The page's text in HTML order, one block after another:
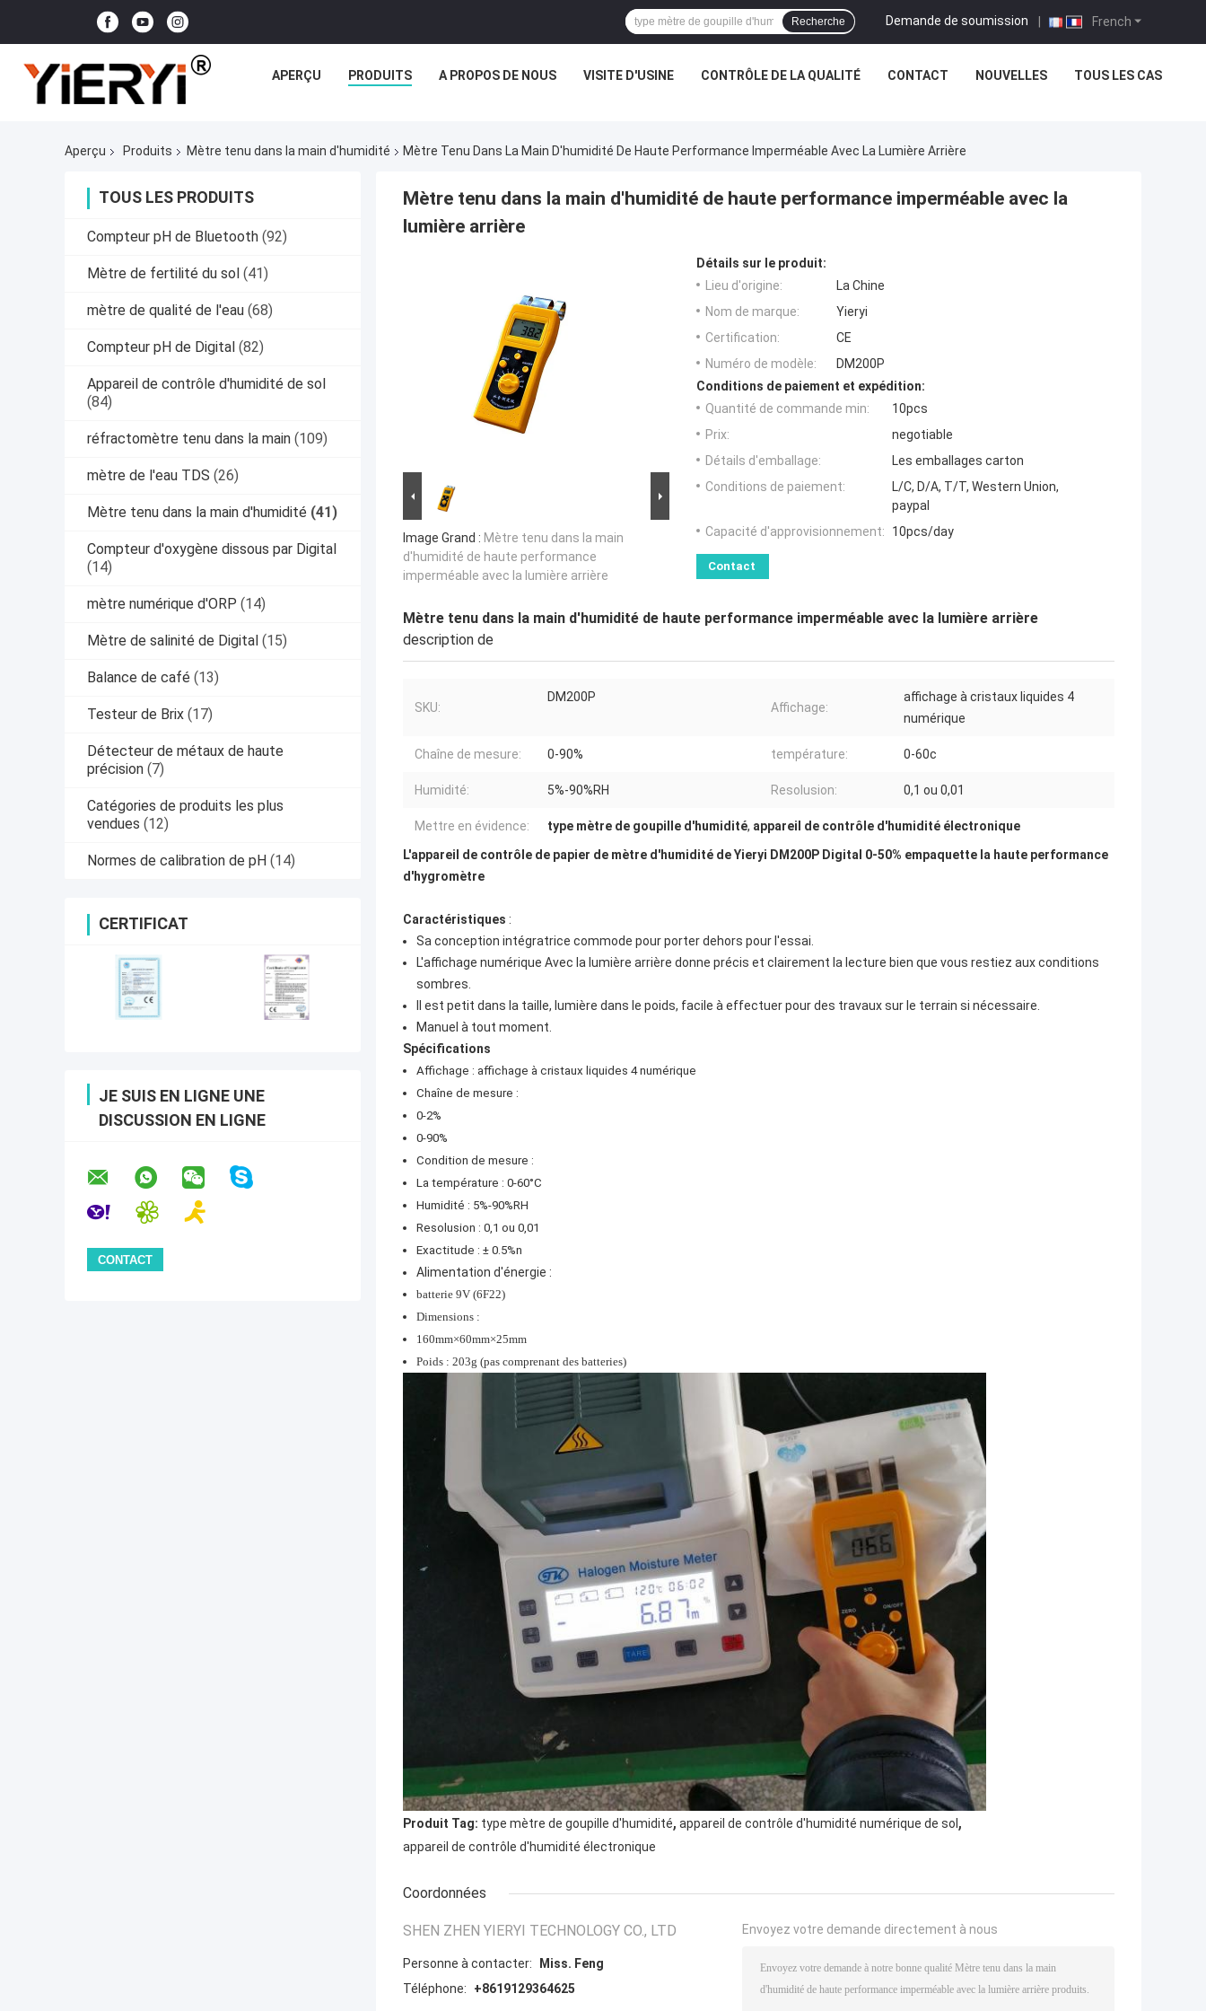
French
Demande de soumission |
Recherche
APERÇU PRODUITS A PROPOS DE NOUS VISITE D'USINE CONTRÔLE DE LA QUALITÉ CONTACT NOUVELLES TOUS LES CAS
Aperçu Produits Mètre tenu dans la main d'humidité Mètre Tenu Dans La Main D'humidité De Haute Performance Imperméable Avec La Lumière Arrière
TOUS LES PRODUITS
Compteur pH de Bluetooth (92)
Mètre de fertilité du sol (41)
mètre de qualité de l'eau (68)
Compteur pH de Digital (82)
Appareil de contrôle d'humidité de sol
(84)
réfractomètre tenu dans la main (109)
mètre de l'eau TDS (26)
Mètre tenu dans la main d'humidité (41)
Compteur d'oxygène dissous par Digital
(14)
mètre numérique d'ORP (14)
Mètre de salinité de Digital (15)
Balance de café (13)
Testeur de Brix (17)
Détecteur de métaux de haute
précision (7)
Catégories de produits les plus
vendues (12)
Normes de calibration de pH (14)
CERTIFICAT
JE SUIS EN LIGNE UNE
DISCUSSION EN LIGNE
Mètre tenu dans la main d'humidité de haute performance imperméable avec la
lumière arrière
Image Grand : Mètre tenu dans la main
d'humidité de haute performance
imperméable avec la lumière arrière
Détails sur le produit:
Lieu d'origine:
La Chine
Nom de marque:
Yieryi
Certification:
CE
Numéro de modèle:
DM200P
Conditions de paiement et expédition:
Quantité de commande min:
10pcs
Prix:
negotiable
Détails d'emballage:
Les emballages carton
Conditions de paiement:
L/C, D/A, T/T, Western Union,
paypal
Capacité d'approvisionnement:
10pcs/day
Contact
Mètre tenu dans la main d'humidité de haute performance imperméable avec la lumière arrière
description de
SKU:
DM200P
Affichage:
affichage à cristaux liquides 4
numérique
Chaîne de mesure: 0-90% température: 0-60c
Humidité: 5%-90%RH Resolusion: 0,1 ou 0,01
Mettre en évidence: type mètre de goupille d'humidité, appareil de contrôle d'humidité électronique
L'appareil de contrôle de papier de mètre d'humidité de Yieryi DM200P Digital 0-50% empaquette la haute performance
d'hygromètre
Caractéristiques :
Sa conception intégratrice commode pour porter dehors pour l'essai.
L'affichage numérique Avec la lumière arrière donne précis et clairement la lecture bien que vous restiez aux conditions
sombres.
Il est petit dans la taille, lumière dans le poids, facile à effectuer pour des travaux sur le terrain si nécessaire.
Manuel à tout moment.
Spécifications
Affichage : affichage à cristaux liquides 4 numérique
Chaîne de mesure :
0-2%
0-90%
Condition de mesure :
La température : 0-60°C
Humidité : 5%-90%RH
Resolusion : 0,1 ou 0,01
Exactitude : ± 0.5%n
Alimentation d'énergie :
batterie 9V (6F22)
Dimensions :
160mm×60mm×25mm
Poids : 203g (pas comprenant des batteries)
Produit Tag: type mètre de goupille d'humidité, appareil de contrôle d'humidité numérique de sol ,
appareil de contrôle d'humidité électronique
Coordonnées
SHEN ZHEN YIERYI TECHNOLOGY CO., LTD
Personne à contacter:
Miss. Feng
Téléphone:
+8619129364625
Envoyez votre demande directement à nous